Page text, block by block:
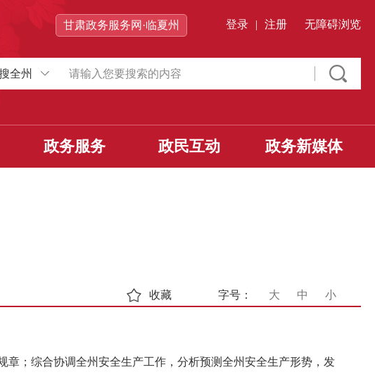
甘肃政务服务网·临夏州 登录 | 注册 无障碍浏览
全州
政务服务 政民互动 政务新媒体
字号： 大 中 小
收藏
；综合协调全州安全生产工作，分析预测全州安全生产形势，发